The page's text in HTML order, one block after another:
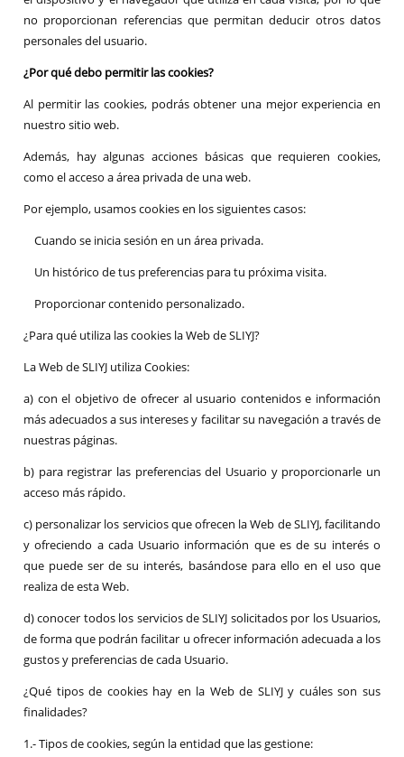
no proporcionan referencias que permitan deducir otros datos
personales del usuario.
¿Por qué debo permitir las cookies?
Al permitir las cookies, podrás obtener una mejor experiencia en
nuestro sitio web.
Además, hay algunas acciones básicas que requieren cookies,
como el acceso a área privada de una web.
Por ejemplo, usamos cookies en los siguientes casos:
Cuando se inicia sesión en un área privada.
Un histórico de tus preferencias para tu próxima visita.
Proporcionar contenido personalizado.
¿Para qué utiliza las cookies la Web de SLIYJ?
La Web de SLIYJ utiliza Cookies:
a) con el objetivo de ofrecer al usuario contenidos e información
más adecuados a sus intereses y facilitar su navegación a través de
nuestras páginas.
b) para registrar las preferencias del Usuario y proporcionarle un
acceso más rápido.
c) personalizar los servicios que ofrecen la Web de SLIYJ, facilitando
y ofreciendo a cada Usuario información que es de su interés o
que puede ser de su interés, basándose para ello en el uso que
realiza de esta Web.
d) conocer todos los servicios de SLIYJ solicitados por los Usuarios,
de forma que podrán facilitar u ofrecer información adecuada a los
gustos y preferencias de cada Usuario.
¿Qué tipos de cookies hay en la Web de SLIYJ y cuáles son sus
finalidades?
1.- Tipos de cookies, según la entidad que las gestione: